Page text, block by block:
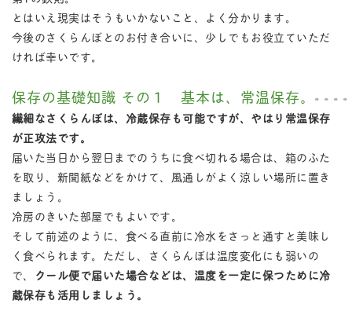
とはいえ現実はそうもいかないこと、よく分かります。
今後のさくらんぼとのお付き合いに、少しでもお役立ていただ
ければ幸いです。
保存の基礎知識 その１ 基本は、常温保存。
繊細なさくらんぼは、冷蔵保存も可能ですが、やはり常温保存
が正攻法です。
届いた当日から翌日までのうちに食べ切れる場合は、箱のふた
を取り、新聞紙などをかけて、風通しがよく涼しい場所に置き
ましょう。
冷房のきいた部屋でもよいです。
そして前述のように、食べる直前に冷水をさっと通すと美味し
く食べられます。ただし、さくらんぼは温度変化にも弱いの
で、 クール便で届いた場合などは、温度を一定に保つために冷
蔵保存も活用しましょう。